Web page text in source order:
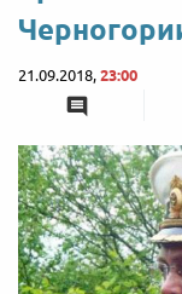
21.09.2018, 23:00